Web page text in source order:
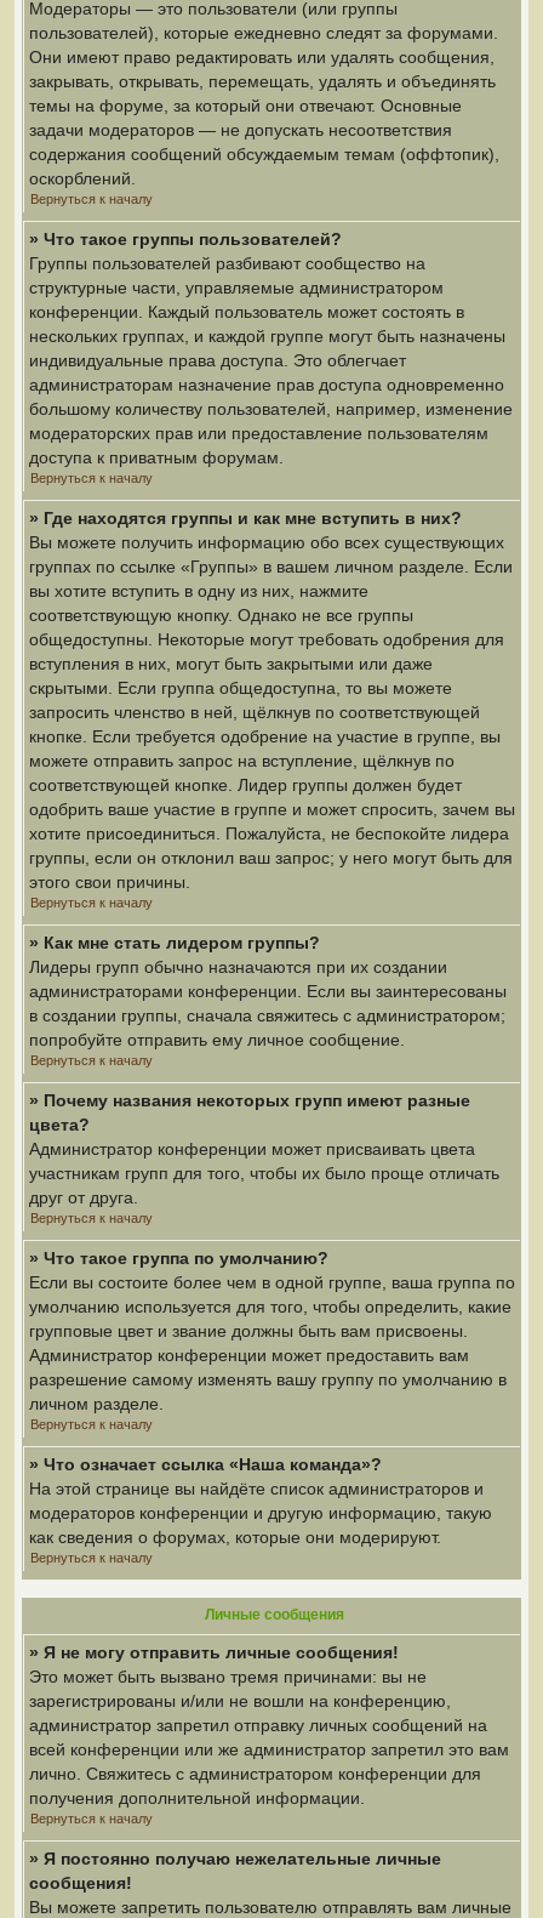
Модераторы — это пользователи (или группы
пользователей), которые ежедневно следят за форумами.
Они имеют право редактировать или удалять сообщения,
закрывать, открывать, перемещать, удалять и объединять
темы на форуме, за который они отвечают. Основные
задачи модераторов — не допускать несоответствия
содержания сообщений обсуждаемым темам (оффтопик),
оскорблений.
Вернуться к началу
» Что такое группы пользователей?
Группы пользователей разбивают сообщество на
структурные части, управляемые администратором
конференции. Каждый пользователь может состоять в
нескольких группах, и каждой группе могут быть назначены
индивидуальные права доступа. Это облегчает
администраторам назначение прав доступа одновременно
большому количеству пользователей, например, изменение
модераторских прав или предоставление пользователям
доступа к приватным форумам.
Вернуться к началу
» Где находятся группы и как мне вступить в них?
Вы можете получить информацию обо всех существующих
группах по ссылке «Группы» в вашем личном разделе. Если
вы хотите вступить в одну из них, нажмите
соответствующую кнопку. Однако не все группы
общедоступны. Некоторые могут требовать одобрения для
вступления в них, могут быть закрытыми или даже
скрытыми. Если группа общедоступна, то вы можете
запросить членство в ней, щёлкнув по соответствующей
кнопке. Если требуется одобрение на участие в группе, вы
можете отправить запрос на вступление, щёлкнув по
соответствующей кнопке. Лидер группы должен будет
одобрить ваше участие в группе и может спросить, зачем вы
хотите присоединиться. Пожалуйста, не беспокойте лидера
группы, если он отклонил ваш запрос; у него могут быть для
этого свои причины.
Вернуться к началу
» Как мне стать лидером группы?
Лидеры групп обычно назначаются при их создании
администраторами конференции. Если вы заинтересованы
в создании группы, сначала свяжитесь с администратором;
попробуйте отправить ему личное сообщение.
Вернуться к началу
» Почему названия некоторых групп имеют разные
цвета?
Администратор конференции может присваивать цвета
участникам групп для того, чтобы их было проще отличать
друг от друга.
Вернуться к началу
» Что такое группа по умолчанию?
Если вы состоите более чем в одной группе, ваша группа по
умолчанию используется для того, чтобы определить, какие
групповые цвет и звание должны быть вам присвоены.
Администратор конференции может предоставить вам
разрешение самому изменять вашу группу по умолчанию в
личном разделе.
Вернуться к началу
» Что означает ссылка «Наша команда»?
На этой странице вы найдёте список администраторов и
модераторов конференции и другую информацию, такую
как сведения о форумах, которые они модерируют.
Вернуться к началу
Личные сообщения
» Я не могу отправить личные сообщения!
Это может быть вызвано тремя причинами: вы не
зарегистрированы и/или не вошли на конференцию,
администратор запретил отправку личных сообщений на
всей конференции или же администратор запретил это вам
лично. Свяжитесь с администратором конференции для
получения дополнительной информации.
Вернуться к началу
» Я постоянно получаю нежелательные личные
сообщения!
Вы можете запретить пользователю отправлять вам личные